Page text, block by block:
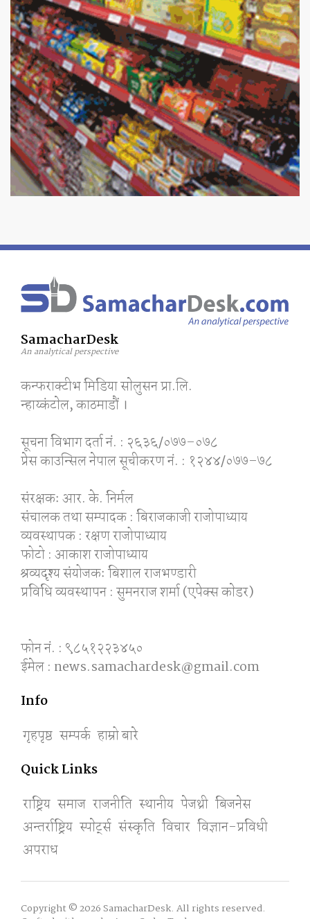
SamacharDesk
An analytical perspective
कन्फराक्टीभ मिडिया साेलुसन प्रा.लि.
न्हाय्कंटाेल, काठमाडाैं ।
सूचना विभाग दर्ता नं. : २६३६/०७७–०७८
प्रेस काउन्सिल नेपाल सूचीकरण नं. : १२४४/०७७–७८
संरक्षकः आर. के. निर्मल
संचालक तथा सम्पादक : बिराजकाजी राजोपाध्याय
व्यवस्थापक : रक्षण राजोपाध्याय
फोटो : आकाश राजोपाध्याय
श्रव्यदृश्य संयोजकः बिशाल राजभण्डारी
प्रविधि व्यवस्थापन : सुमनराज शर्मा (एपेक्स काेडर)
फोन नं. : ९८५१२२३४५०
ईमेल : news.samachardesk@gmail.com
Info
गृहपृष्ठ सम्पर्क हाम्रो बारे
Quick Links
राष्ट्रिय समाज राजनीति स्थानीय पेजथ्री बिजनेस
अन्तर्राष्ट्रिय स्पाेर्ट्स संस्कृति विचार विज्ञान-प्रविधी
अपराध
Copyright © 2026 SamacharDesk. All rights reserved.